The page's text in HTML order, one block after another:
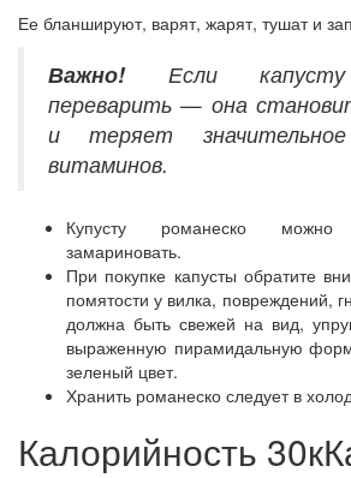
Ее бланшируют, варят, жарят, тушат и
Важно!Если капусту
переварить — она
и теряет значительное
витаминов.
Купусту романеско
замариновать.
При покупке капусты обратите
помятости у вилка, повреждений,
должна быть свежей на вид,
выраженную пирамидальную
зеленый цвет.
Хранить романеско следует в
Калорийность